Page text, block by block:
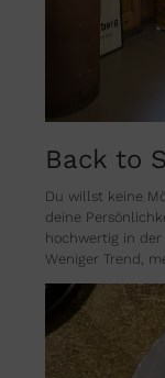
Back to
Du willst keine
deine
hochwertig in der
Weniger Trend,